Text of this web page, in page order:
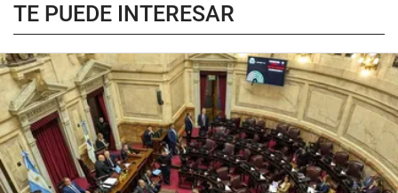
TE PUEDE INTERESAR